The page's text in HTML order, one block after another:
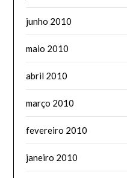
junho 2010
maio 2010
abril 2010
março 2010
fevereiro 2010
janeiro 2010